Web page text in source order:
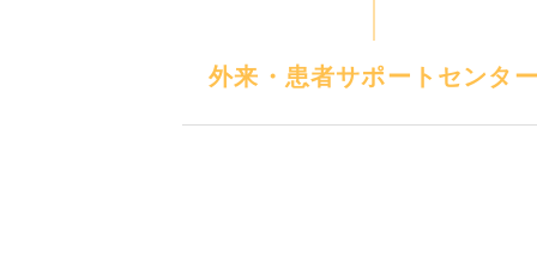
外来・患者サポートセンタ